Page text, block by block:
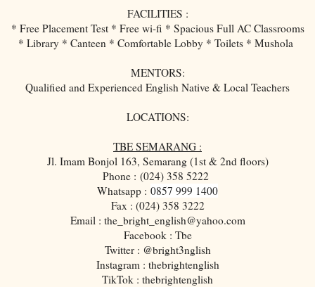
FACILITIES :
* Free Placement Test * Free wi-fi * Spacious Full AC Classrooms
* Library * Canteen * Comfortable Lobby * Toilets * Mushola
MENTORS:
Qualified and Experienced English Native & Local Teachers
LOCATIONS:
TBE SEMARANG :
Jl. Imam Bonjol 163, Semarang (1st & 2nd floors)
Phone : (024) 358 5222
Whatsapp : 0857 999 1400
Fax : (024) 358 3222
Email : the_bright_english@yahoo.com
Facebook : Tbe
Twitter : @bright3nglish
Instagram : thebrightenglish
TikTok : thebrightenglish